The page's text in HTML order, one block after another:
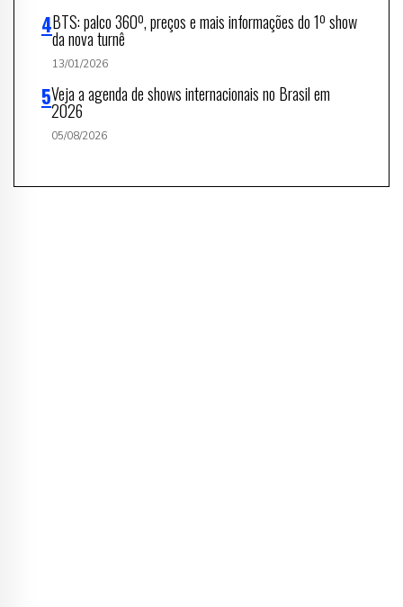
BTS: palco 360º, preços e mais informações do 1º show
da nova turnê
13/01/2026
Veja a agenda de shows internacionais no Brasil em
2026
05/08/2026